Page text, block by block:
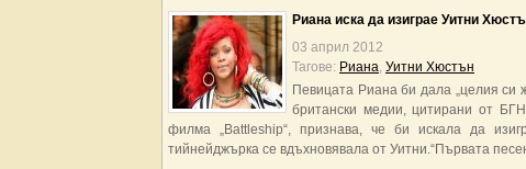
Риана иска да изиграе Уитни
03 април 2012
Тагове: Риана, Уитни Хюстън
Певицата Риана би дала „целия си
британски медии, цитирани от
филма „Battleship“, признава, че би искала да
тийнейджърка се вдъхновявала от Уитни.“Първата